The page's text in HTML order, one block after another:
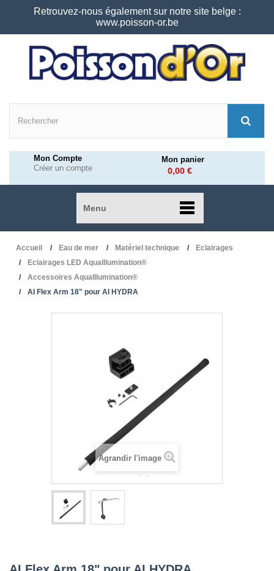
Retrouvez-nous également sur notre site belge :
www.poisson-or.be
Mon Compte
Créer un compte
Mon panier
0,00 €
Menu
Accueil Eau de mer Matériel technique
Eclairages
Eclairages LED AquaIllumination®
Accessoires AquaIllumination®
AI Flex Arm 18" pour AI HYDRA
Agrandir l'image